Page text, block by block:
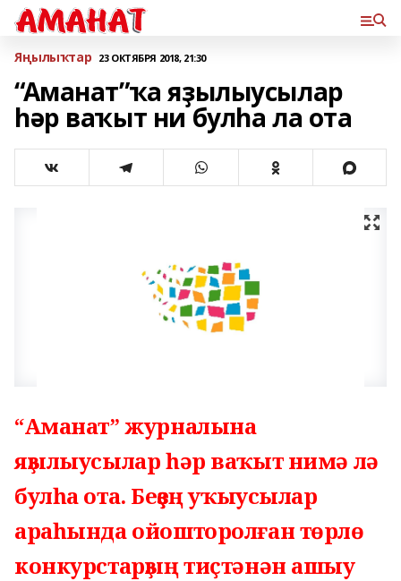
Яңылыҡтар 23 ОКТЯБРЯ 2018, 21:30
“Аманат”ҡа яҙылыусылар
һәр ваҡыт ни булһа ла ота
“Аманат” журналына
яҙылыусылар һәр ваҡыт нимә лә
булһа ота. Беҙҙең уҡыусылар
араһында ойошторолған төрлө
конкурстарҙың тиҫтәнән ашыу